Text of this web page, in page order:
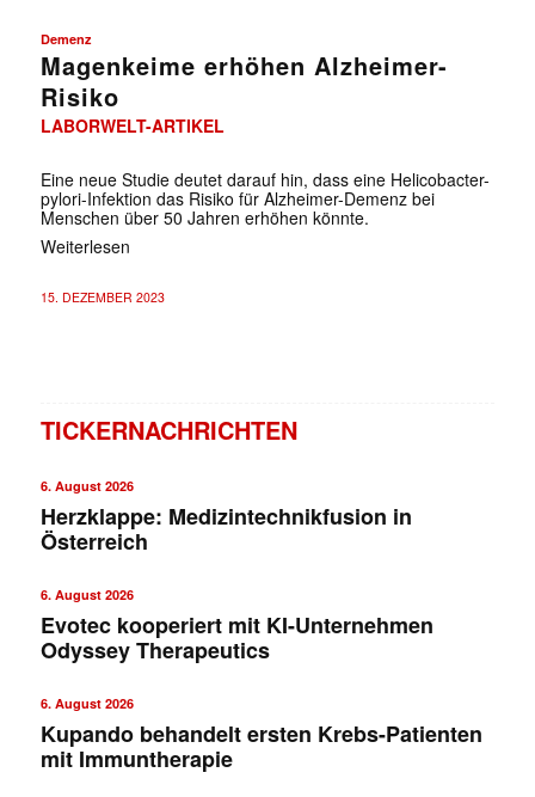
Demenz
Magenkeime erhöhen Alzheimer-
Risiko
LABORWELT-ARTIKEL
Eine neue Studie deutet darauf hin, dass eine Helicobacter-
pylori-Infektion das Risiko für Alzheimer-Demenz bei
Menschen über 50 Jahren erhöhen könnte.
Weiterlesen
15. DEZEMBER 2023
TICKERNACHRICHTEN
6. August 2026
Herzklappe: Medizintechnikfusion in
Österreich
6. August 2026
Evotec kooperiert mit KI-Unternehmen
Odyssey Therapeutics
6. August 2026
Kupando behandelt ersten Krebs-Patienten
mit Immuntherapie